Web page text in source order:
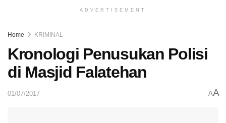
ADVERTISEMENT
Home KRIMINAL
Kronologi Penusukan Polisi
di Masjid Falatehan
01/07/2017 AA